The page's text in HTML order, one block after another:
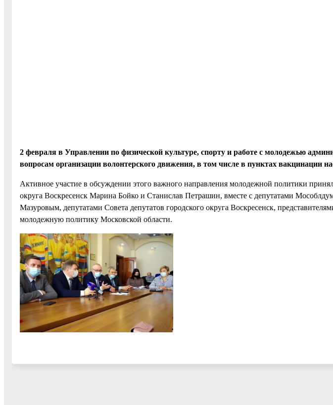
2 февраля в Управлении по физической культуре, спорту и работе с молодежью
вопросам организации волонтерского движения, в том числе в пунктах вакцинации
Активное участие в обсуждении этого важного направления молодежной политики
округа Воскресенск Марина Бойко и Станислав Петрашин, вместе с депутатами
Мазуровым, депутатами Совета депутатов городского округа Воскресенск,
молодежную политику Московской области.